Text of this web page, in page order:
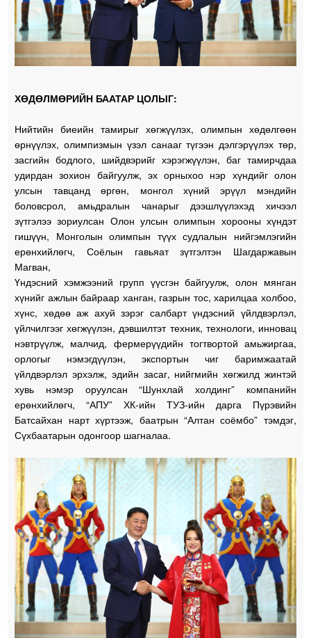
ХӨДӨЛМӨРИЙН БААТАР ЦОЛЫГ:
Нийтийн биеийн тамирыг хөгжүүлэх, олимпын хөдөлгөөн
өрнүүлэх, олимпизмын үзэл санааг түгээн дэлгэрүүлэх төр,
засгийн бодлого, шийдвэрийг хэрэгжүүлэн, баг тамирчдаа
удирдан зохион байгуулж, эх орныхоо нэр хүндийг олон
улсын тавцанд өргөн, монгол хүний эрүүл мэндийн
боловсрол, амьдралын чанарыг дээшлүүлэхэд хичээл
зүтгэлээ зориулсан Олон улсын олимпын хорооны хүндэт
гишүүн, Монголын олимпын түүх судлалын нийгэмлэгийн
ерөнхийлөгч, Соёлын гавьяат зүтгэлтэн Шагдаржавын
Магван,
Үндэсний хэмжээний групп үүсгэн байгуулж, олон мянган
хүнийг ажлын байраар ханган, газрын тос, харилцаа холбоо,
хүнс, хөдөө аж ахуй зэрэг салбарт үндэсний үйлдвэрлэл,
үйлчилгээг хөгжүүлэн, дэвшилтэт техник, технологи, инновац
нэвтрүүлж, малчид, фермерүүдийн тогтвортой амьжиргаа,
орлогыг нэмэгдүүлэн, экспортын чиг баримжаатай
үйлдвэрлэл эрхэлж, эдийн засаг, нийгмийн хөгжилд жинтэй
хувь нэмэр оруулсан “Шунхлай холдинг” компанийн
ерөнхийлөгч, “АПУ” ХК-ийн ТУЗ-ийн дарга Пүрэвийн
Батсайхан нарт хүртээж, баатрын “Алтан соёмбо” тэмдэг,
Сүхбаатарын одонгоор шагналаа.